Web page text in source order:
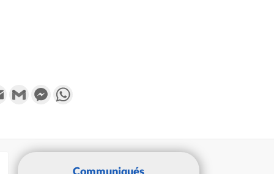
Email Gmail Messenger
Communiqués